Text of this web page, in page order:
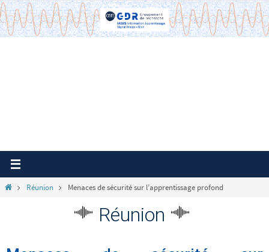
Passer
vers
le
HomeRéunion Menaces de sécurité sur l’apprentissage profond
Réunion